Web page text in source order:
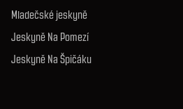
Mladečské jeskyně
Jeskyně Na Pomezí
Jeskyně Na Špičáku